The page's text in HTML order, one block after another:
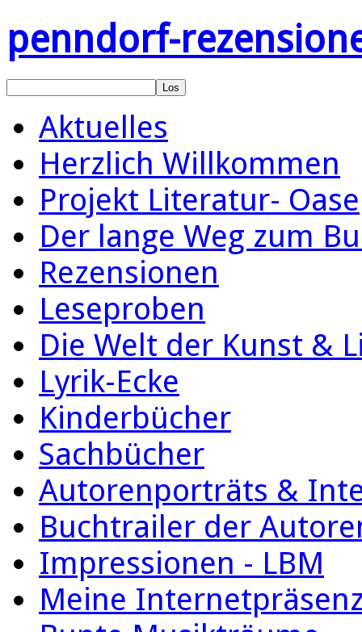
penndorf-
Aktuelles
Herzlich Willkommen
Projekt Literatur- Oase
Der lange Weg zum
Rezensionen
Leseproben
Die Welt der Kunst &
Lyrik-Ecke
Kinderbücher
Sachbücher
Autorenporträts &
Buchtrailer der
Impressionen - LBM
Meine